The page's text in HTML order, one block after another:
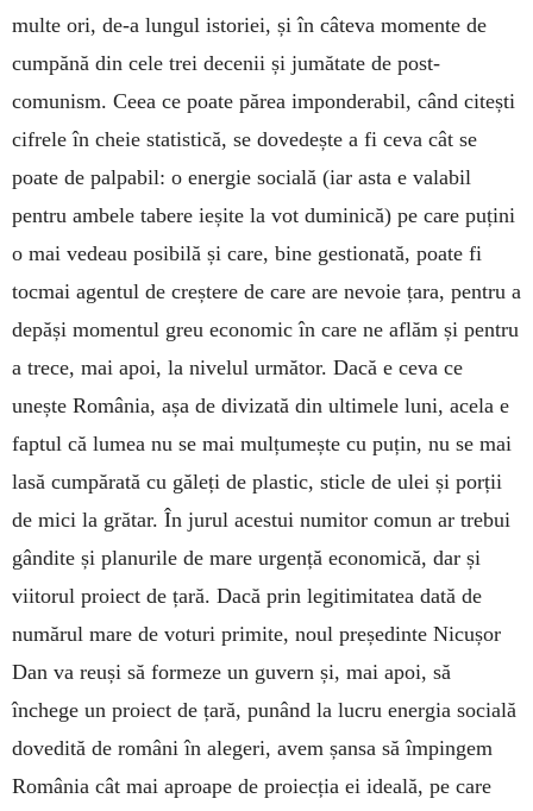
multe ori, de-a lungul istoriei, și în câteva momente de
cumpănă din cele trei decenii și jumătate de post-
comunism. Ceea ce poate părea imponderabil, când citești
cifrele în cheie statistică, se dovedește a fi ceva cât se
poate de palpabil: o energie socială (iar asta e valabil
pentru ambele tabere ieșite la vot duminică) pe care puțini
o mai vedeau posibilă și care, bine gestionată, poate fi
tocmai agentul de creștere de care are nevoie țara, pentru a
depăși momentul greu economic în care ne aflăm și pentru
a trece, mai apoi, la nivelul următor. Dacă e ceva ce
unește România, așa de divizată din ultimele luni, acela e
faptul că lumea nu se mai mulțumește cu puțin, nu se mai
lasă cumpărată cu găleți de plastic, sticle de ulei și porții
de mici la grătar. În jurul acestui numitor comun ar trebui
gândite și planurile de mare urgență economică, dar și
viitorul proiect de țară. Dacă prin legitimitatea dată de
numărul mare de voturi primite, noul președinte Nicușor
Dan va reuși să formeze un guvern și, mai apoi, să
închege un proiect de țară, punând la lucru energia socială
dovedită de români în alegeri, avem șansa să împingem
România cât mai aproape de proiecția ei ideală, pe care